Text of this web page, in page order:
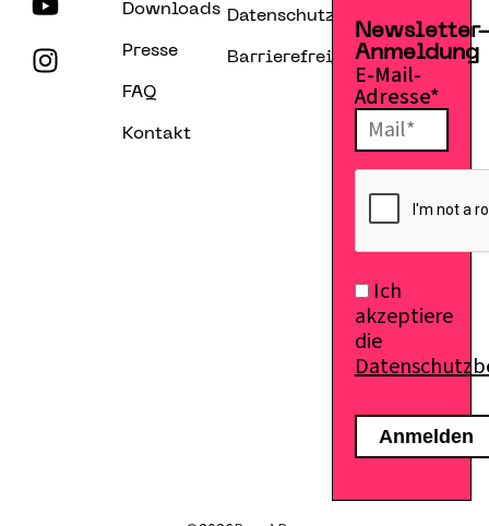
Downloads
Presse
FAQ
Kontakt
Datenschutzerklärung
Barrierefreiheitserklärung
Anmeldung
E-Mail-
Adresse*
Ich
akzeptiere
die